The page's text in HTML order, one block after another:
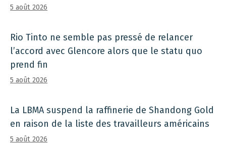
5 août 2026
Rio Tinto ne semble pas pressé de relancer
l’accord avec Glencore alors que le statu quo
prend fin
5 août 2026
La LBMA suspend la raffinerie de Shandong Gold
en raison de la liste des travailleurs américains
5 août 2026